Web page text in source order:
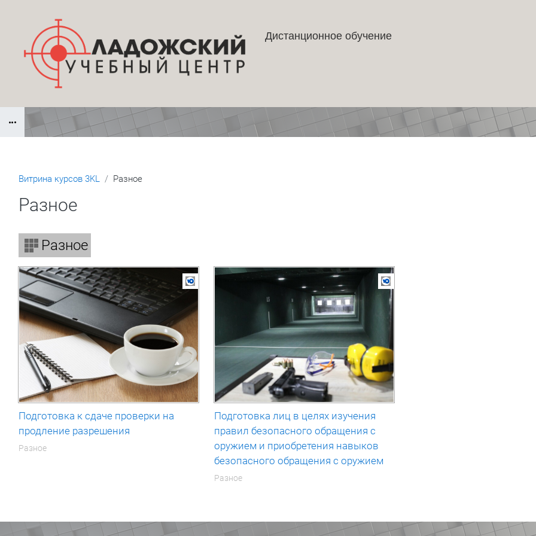
Дистанционное обучение
Витрина курсов 3KL Разное
Разное
Блоки
Разное
Подготовка к сдаче проверки на
продление разрешения
Разное
Подготовка лиц в целях изучения
правил безопасного обращения с
оружием и приобретения навыков
безопасного обращения с оружием
Разное
Блоки
Блоки